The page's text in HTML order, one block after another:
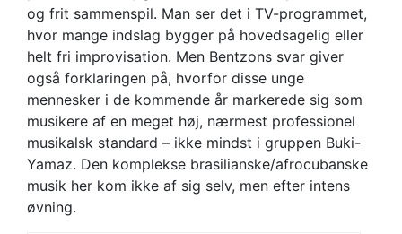
og frit sammenspil. Man ser det i TV-programmet,
hvor mange indslag bygger på hovedsagelig eller
helt fri improvisation. Men Bentzons svar giver
også forklaringen på, hvorfor disse unge
mennesker i de kommende år markerede sig som
musikere af en meget høj, nærmest professionel
musikalsk standard – ikke mindst i gruppen Buki-
Yamaz. Den komplekse brasilianske/afrocubanske
musik her kom ikke af sig selv, men efter intens
øvning.